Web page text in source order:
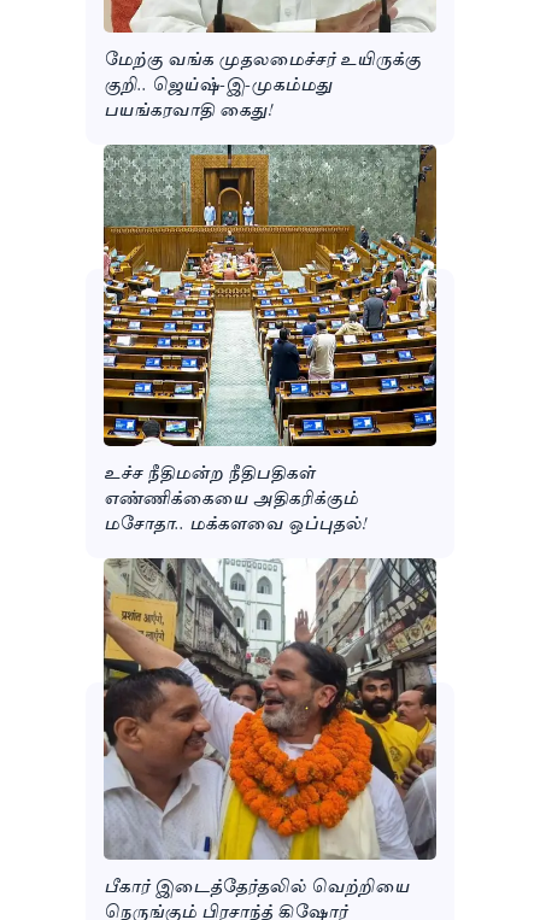
மேற்கு வங்க முதலமைச்சர் உயிருக்கு
குறி.. ஜெய்ஷ்-இ-முகம்மது
பயங்கரவாதி கைது!
உச்ச நீதிமன்ற நீதிபதிகள்
எண்ணிக்கையை அதிகரிக்கும்
மசோதா.. மக்களவை ஒப்புதல்!
பீகார் இடைத்தேர்தலில் வெற்றியை
நெருங்கும் பிரசாந்த் கிஷோர்